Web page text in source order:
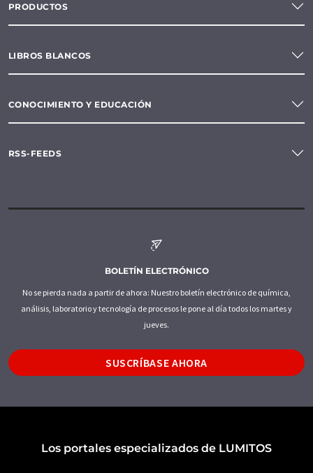
PRODUCTOS
LIBROS BLANCOS
CONOCIMIENTO Y EDUCACIÓN
RSS-FEEDS
BOLETÍN ELECTRÓNICO
No se pierda nada a partir de ahora: Nuestro boletín electrónico de química,
análisis, laboratorio y tecnología de procesos le pone al día todos los martes y
jueves.
SUSCRÍBASE AHORA
Los portales especializados de LUMITOS